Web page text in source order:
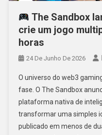
The Sandbox
crie um jogo
horas
24 De Junho De 2026
O universo do web3
fase. O The Sandbox
plataforma nativa de
transformar uma simples
publicado em menos de